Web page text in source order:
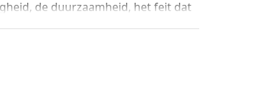
de duurzaamheid, het feit dat
en de pasvorm van de bril
gedaan door een ervaren opticien